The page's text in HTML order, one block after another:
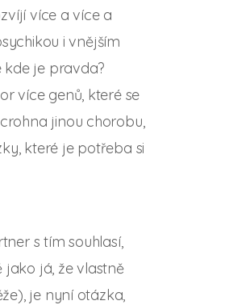
více a více a
i vnějším
kde je pravda?
více genů, které se
jinou chorobu,
které je potřeba si
s tím souhlasí,
já, že vlastně
je nyní otázka,